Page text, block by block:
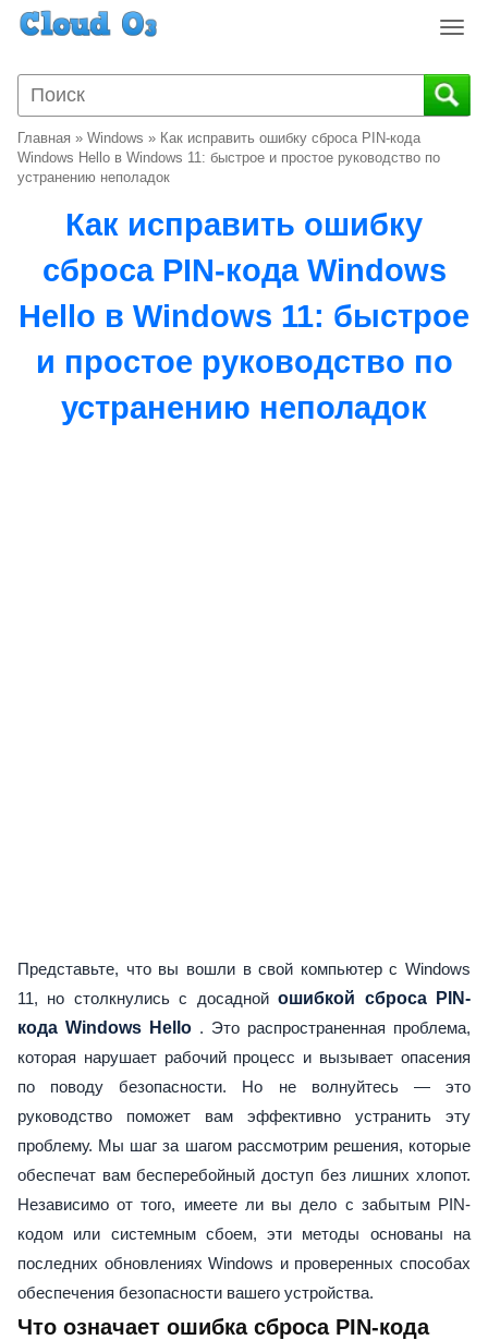
T
g
g
t
o
Главная » Windows » Как исправить ошибку сброса PIN-кода
Windows Hello в Windows 11: быстрое и простое руководство по
устранению неполадок
Как исправить ошибку
сброса PIN-кода Windows
Hello в Windows 11: быстрое
и простое руководство по
устранению неполадок
Представьте, что вы вошли в свой компьютер с Windows
11, но столкнулись с досаднойошибкой сброса PIN-
кода Windows Hello . Это распространенная проблема,
которая нарушает рабочий процесс и вызывает опасения
по поводу безопасности. Но не волнуйтесь — это
руководство поможет вам эффективно устранить эту
проблему. Мы шаг за шагом рассмотрим решения, которые
обеспечат вам бесперебойный доступ без лишних хлопот.
Независимо от того, имеете ли вы дело с забытым PIN-
кодом или системным сбоем, эти методы основаны на
последних обновлениях Windows и проверенных способах
обеспечения безопасности вашего устройства.
Что означает ошибка сброса PIN-кода